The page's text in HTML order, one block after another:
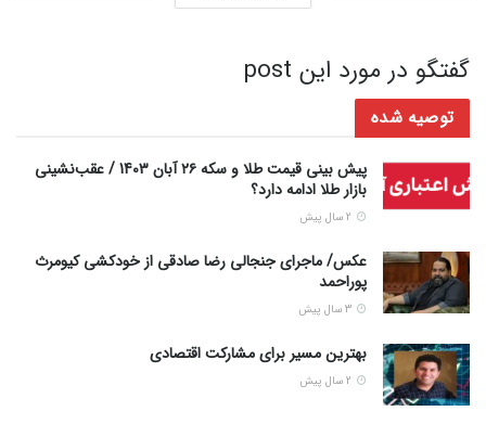
گفتگو در مورد این post
توصیه شده
پیش بینی قیمت طلا و سکه ۲۶ آبان 1403 / عقب‌نشینی
بازار طلا ادامه دارد؟
عکس/ ماجرای جنجالی رضا صادقی از خودکشی کیومرث
پوراحمد
بهترین مسیر برای مشارکت اقتصادی